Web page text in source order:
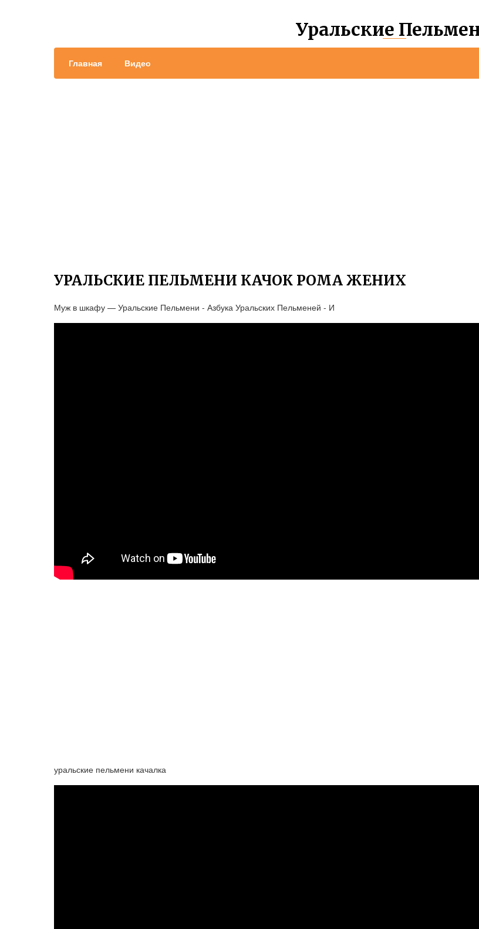
Уральские
Главная Видео
УРАЛЬСКИЕ ПЕЛЬМЕНИ КАЧОК РОМА ЖЕНИХ
Муж в шкафу — Уральские Пельмени - Азбука Уральских Пельменей - И
уральские пельмени качалка